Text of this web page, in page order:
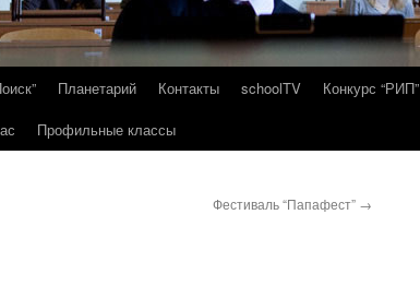
Планетарий Контакты schoolTV
Конкурс “РИП”
Профильные классы
Фестиваль “Папафест” →